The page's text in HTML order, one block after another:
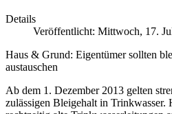
Details
Veröffentlicht: Mittwoch, 17.
Haus & Grund: Eigentümer sollten
austauschen
Ab dem 1. Dezember 2013 gelten
zulässigen Bleigehalt in Trinkwasser.